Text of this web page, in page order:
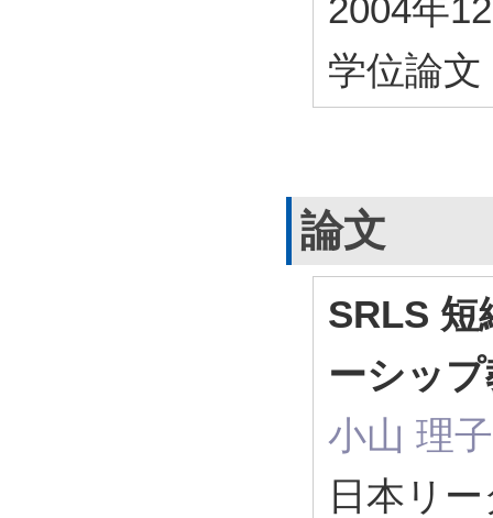
2004年
学位論
論文
SRLS 短
ーシッ
小山 理
日本リ